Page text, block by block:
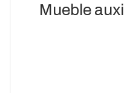
Mueble